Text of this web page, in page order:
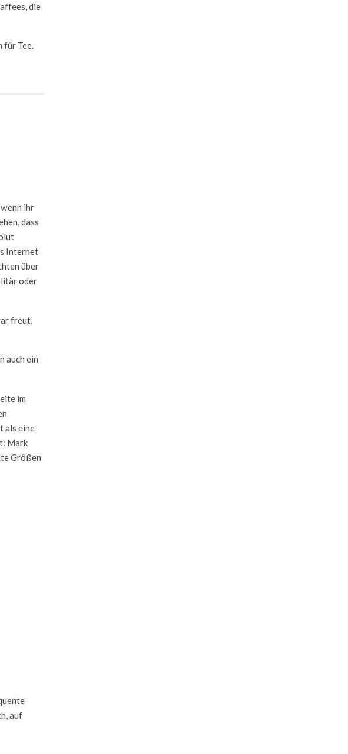
die
für Tee.
ihr
dass
Internet
über
oder
freut,
auch ein
im
als eine
Mark
Größen
auf